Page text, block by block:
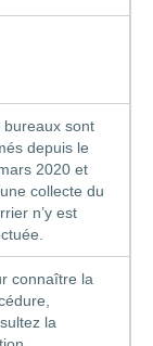
bureaux sont
depuis le
2020 et
collecte du
n’y est
connaître la
la